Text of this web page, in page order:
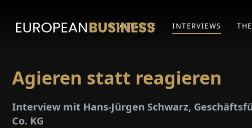
STARTSEITE INTERVIEWS
Agieren statt reagieren
Interview mit Hans-Jürgen Schwarz,
Co. KG